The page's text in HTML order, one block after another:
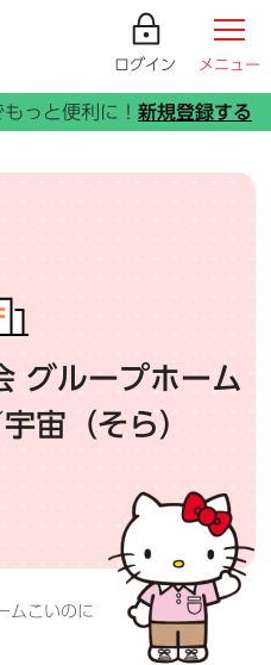
ログイン メニュー
グループホーム
宙（そら）
ムこいのに